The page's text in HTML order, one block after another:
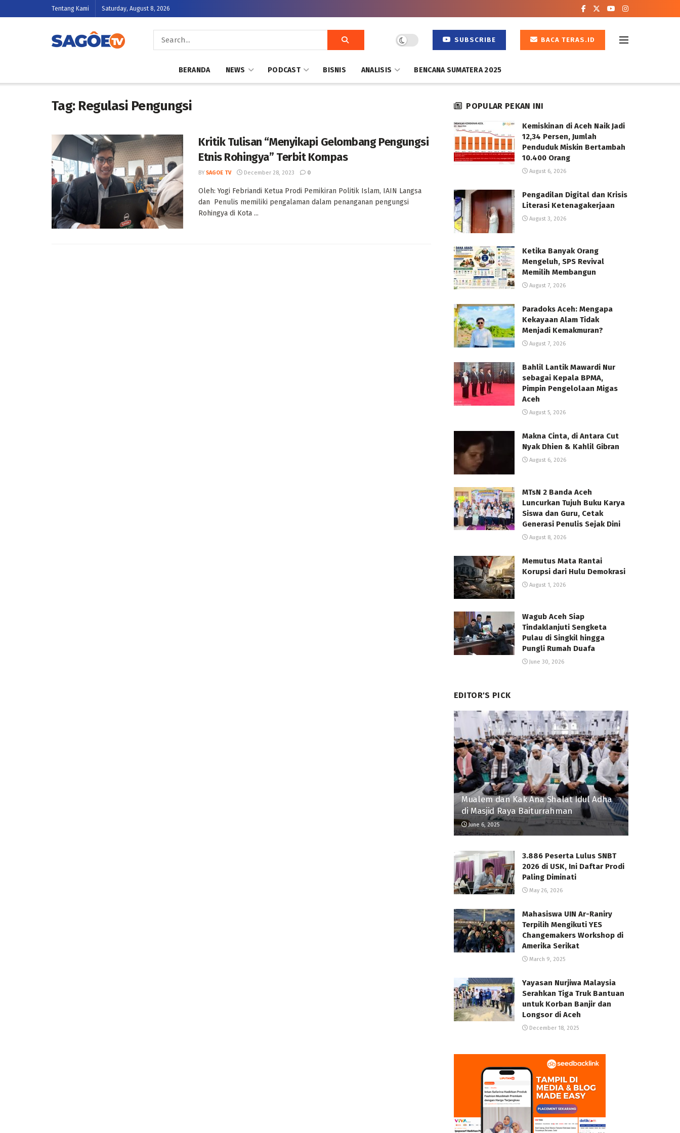
Tentang Kami Saturday, August 8, 2026
SUBSCRIBE BACA TERAS.ID
BERANDA NEWS PODCAST BISNIS ANALISIS BENCANA SUMATERA 2025
Tag: Regulasi Pengungsi
Kritik Tulisan “Menyikapi Gelombang Pengungsi
Etnis Rohingya” Terbit Kompas
BY SAGOE TV December 28, 2023 0
Oleh: Yogi Febriandi Ketua Prodi Pemikiran Politik Islam, IAIN Langsa
dan Penulis memiliki pengalaman dalam penanganan pengungsi
Rohingya di Kota ...
POPULAR PEKAN INI
Kemiskinan di Aceh Naik Jadi
12,34 Persen, Jumlah
Penduduk Miskin Bertambah
10.400 Orang
August 6, 2026
Pengadilan Digital dan Krisis
Literasi Ketenagakerjaan
August 3, 2026
Ketika Banyak Orang
Mengeluh, SPS Revival
Memilih Membangun
August 7, 2026
Paradoks Aceh: Mengapa
Kekayaan Alam Tidak
Menjadi Kemakmuran?
August 7, 2026
Bahlil Lantik Mawardi Nur
sebagai Kepala BPMA,
Pimpin Pengelolaan Migas
Aceh
August 5, 2026
Makna Cinta, di Antara Cut
Nyak Dhien & Kahlil Gibran
August 6, 2026
MTsN 2 Banda Aceh
Luncurkan Tujuh Buku Karya
Siswa dan Guru, Cetak
Generasi Penulis Sejak Dini
August 8, 2026
Memutus Mata Rantai
Korupsi dari Hulu Demokrasi
August 1, 2026
Wagub Aceh Siap
Tindaklanjuti Sengketa
Pulau di Singkil hingga
Pungli Rumah Duafa
June 30, 2026
EDITOR'S PICK
Mualem dan Kak Ana Shalat Idul Adha
di Masjid Raya Baiturrahman
June 6, 2025
3.886 Peserta Lulus SNBT
2026 di USK, Ini Daftar Prodi
Paling Diminati
May 26, 2026
Mahasiswa UIN Ar-Raniry
Terpilih Mengikuti YES
Changemakers Workshop di
Amerika Serikat
March 9, 2025
Yayasan Nurjiwa Malaysia
Serahkan Tiga Truk Bantuan
untuk Korban Banjir dan
Longsor di Aceh
December 18, 2025